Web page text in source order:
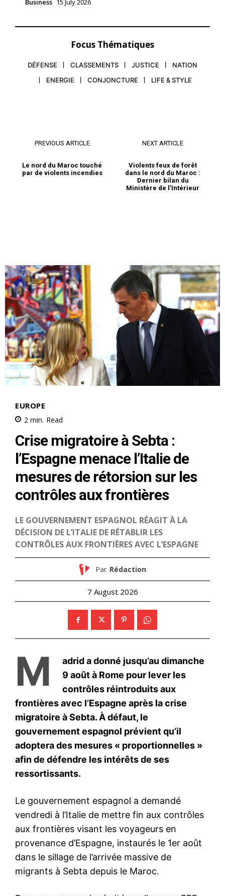
Business 15 July 2026
Focus Thématiques
DÉFENSE CLASSEMENTS JUSTICE
NATION
ENERGIE
CONJONCTURE LIFE & STYLE
PREVIOUS ARTICLE
Le nord du Maroc touché
par de violents incendies
NEXT ARTICLE
Violents feux de forêt
dans le nord du Maroc :
Dernier bilan du
Ministère de l’Intérieur